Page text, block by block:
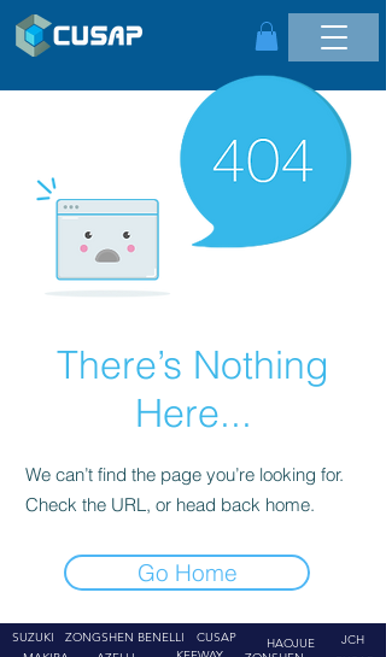
There’s Nothing
Here...
We can’t find the page you’re looking for.
Check the URL, or head back home.
Go Home
SUZUKI
ZONGSHEN BENELLI
CUSAP
HAOJUE
JCH